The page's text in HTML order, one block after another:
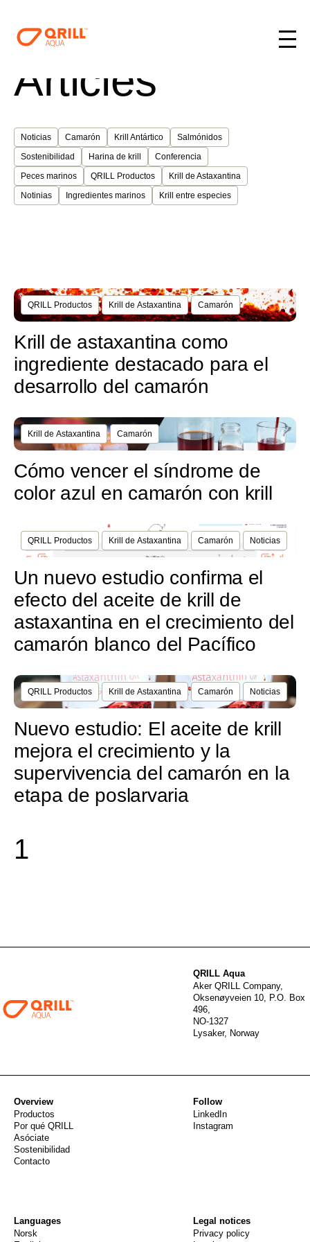
Articles
Noticias Camarón Krill Antártico
Salmónidos
Sostenibilidad
Harina de krill
Conferencia
Peces marinos
QRILL Productos
Krill de Astaxantina
Notinias
Ingredientes marinos Krill entre especies
QRILL Productos Krill de Astaxantina Camarón
Krill de astaxantina como
ingrediente destacado para el
desarrollo del camarón
Krill de Astaxantina Camarón
Cómo vencer el síndrome de
color azul en camarón con krill
QRILL Productos Krill de Astaxantina Camarón Noticias
Un nuevo estudio confirma el
efecto del aceite de krill de
astaxantina en el crecimiento del
camarón blanco del Pacífico
QRILL Productos Krill de Astaxantina Camarón Noticias
Nuevo estudio: El aceite de krill
mejora el crecimiento y la
supervivencia del camarón en la
etapa de poslarvaria
1
QRILL Aqua
Aker QRILL Company,
Oksenøyveien 10, P.O. Box
496,
NO-1327
Lysaker, Norway
Overview
Productos
Por qué QRILL
Asóciate
Sostenibilidad
Contacto
Follow
LinkedIn
Instagram
Languages
Norsk
Legal notices
Privacy policy